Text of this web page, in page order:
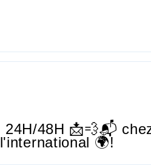
24H/48H 📩💨📬
l'international 🌍!